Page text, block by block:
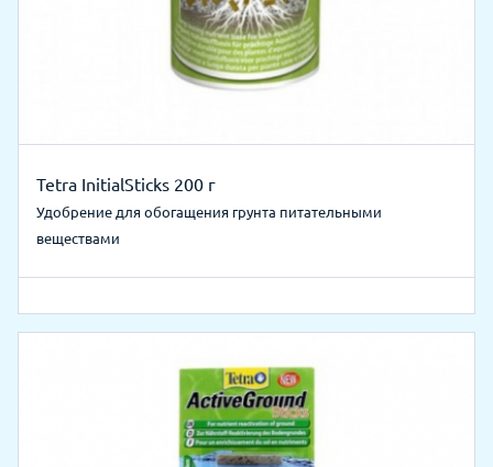
Tetra InitialSticks 200 г
Удобрение для обогащения грунта питательными
веществами